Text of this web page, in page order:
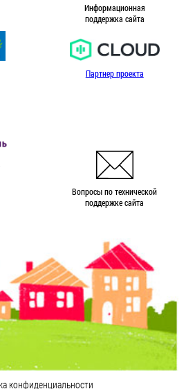
Информационная
поддержка сайта
Партнер проекта
Вопросы по технической
поддержке сайта
конфиденциальности